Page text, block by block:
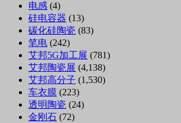
电感 (4)
硅电容器 (13)
碳化硅陶瓷 (83)
笔电 (242)
艾邦5G加工展 (781)
艾邦陶瓷展 (4,138)
艾邦高分子 (1,530)
车衣膜 (223)
透明陶瓷 (24)
金刚石 (72)